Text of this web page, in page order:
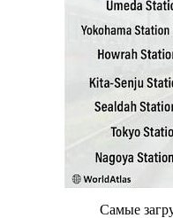
Самые